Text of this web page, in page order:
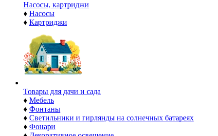
Насосы, картриджи
♦ Насосы
♦ Картриджи
Товары для дачи и сада
♦ Мебель
♦ Фонтаны
♦ Светильники и гирлянды на солнечных батареях
♦ Фонари